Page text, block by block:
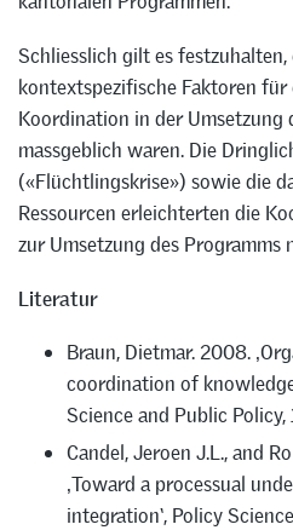
Schliesslich gilt es festzuhalten,
kontextspezifische Faktoren
Koordination in der Umsetzung
massgeblich waren. Die
(«Flüchtlingskrise») sowie die
Ressourcen erleichterten die
zur Umsetzung des
Literatur
Braun, Dietmar. 2008.
coordination of
Science and Public Policy,
Candel, Jeroen J.L., and
‚Toward a processual
integration‘, Policy